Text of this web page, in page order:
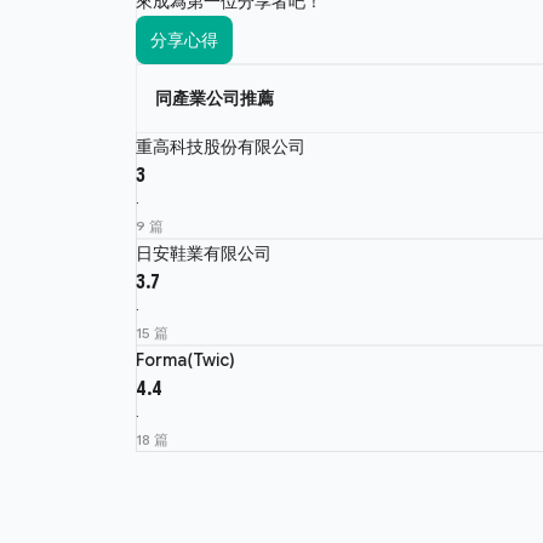
分享心得
同產業公司推薦
重高科技股份有限公司
3
·
9 篇
日安鞋業有限公司
3.7
·
15 篇
Forma(Twic)
4.4
·
18 篇